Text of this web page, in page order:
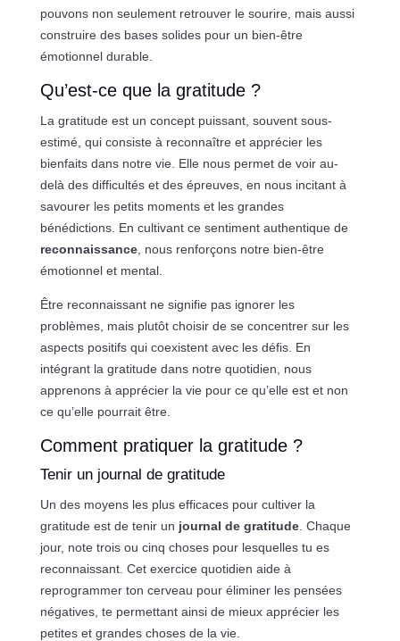
pouvons non seulement retrouver le sourire, mais aussi
construire des bases solides pour un bien-être
émotionnel durable.
Qu’est-ce que la gratitude ?
La gratitude est un concept puissant, souvent sous-
estimé, qui consiste à reconnaître et apprécier les
bienfaits dans notre vie. Elle nous permet de voir au-
delà des difficultés et des épreuves, en nous incitant à
savourer les petits moments et les grandes
bénédictions. En cultivant ce sentiment authentique de
reconnaissance, nous renforçons notre bien-être
émotionnel et mental.
Être reconnaissant ne signifie pas ignorer les
problèmes, mais plutôt choisir de se concentrer sur les
aspects positifs qui coexistent avec les défis. En
intégrant la gratitude dans notre quotidien, nous
apprenons à apprécier la vie pour ce qu’elle est et non
ce qu’elle pourrait être.
Comment pratiquer la gratitude ?
Tenir un journal de gratitude
Un des moyens les plus efficaces pour cultiver la
gratitude est de tenir un journal de gratitude. Chaque
jour, note trois ou cinq choses pour lesquelles tu es
reconnaissant. Cet exercice quotidien aide à
reprogrammer ton cerveau pour éliminer les pensées
négatives, te permettant ainsi de mieux apprécier les
petites et grandes choses de la vie.